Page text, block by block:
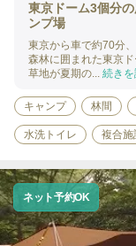
東京ドーム3個分
ンプ場
東京から車で約70分
森林に囲まれた東京
草地が夏期の... 続き
キャンプ 林間
水洗トイレ 複合施
ネット予約OK